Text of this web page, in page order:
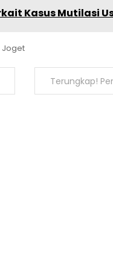
Kasus Mutilasi
Joget